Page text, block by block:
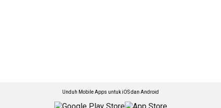
Unduh Mobile Apps untuk iOS dan Android